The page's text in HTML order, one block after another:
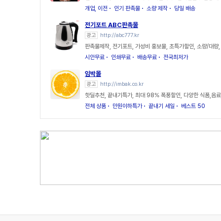
개업, 이전
인기 판촉물 소량 제작 당일 배송
전기포트 ABC판촉물
광고 http://abc777.kr
판촉물제작, 전기포트, 가성비 홍보물, 초특가할인, 소량/대량
시안무료
인쇄무료 배송무료 전국최저가
임박몰
광고 http://imbak.co.kr
핫딜추천, 끝내기특가, 최대 98% 폭풍할인, 다양한 식품,음
전체 상품
만원이하특가 끝내기 세일 베스트 50